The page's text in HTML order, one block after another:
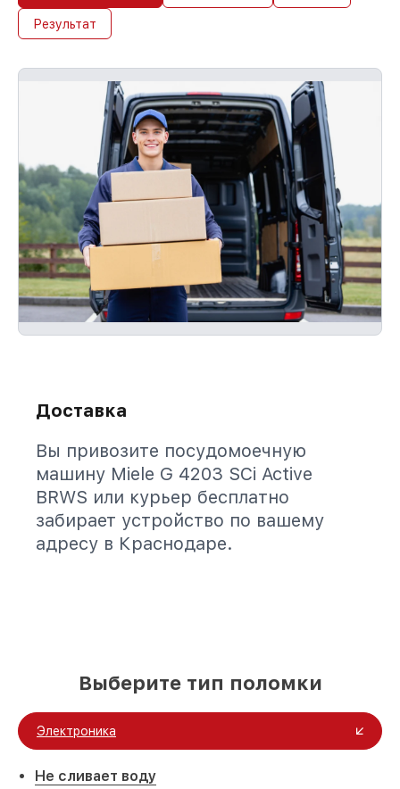
Результат
Доставка
Вы привозите посудомоечную
машину Miele G 4203 SCi Active
BRWS или курьер бесплатно
забирает устройство по вашему
адресу в Краснодаре.
Выберите тип поломки
Электроника
Не сливает воду